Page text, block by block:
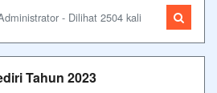
- Dilihat 2504 kali
Tahun 2023